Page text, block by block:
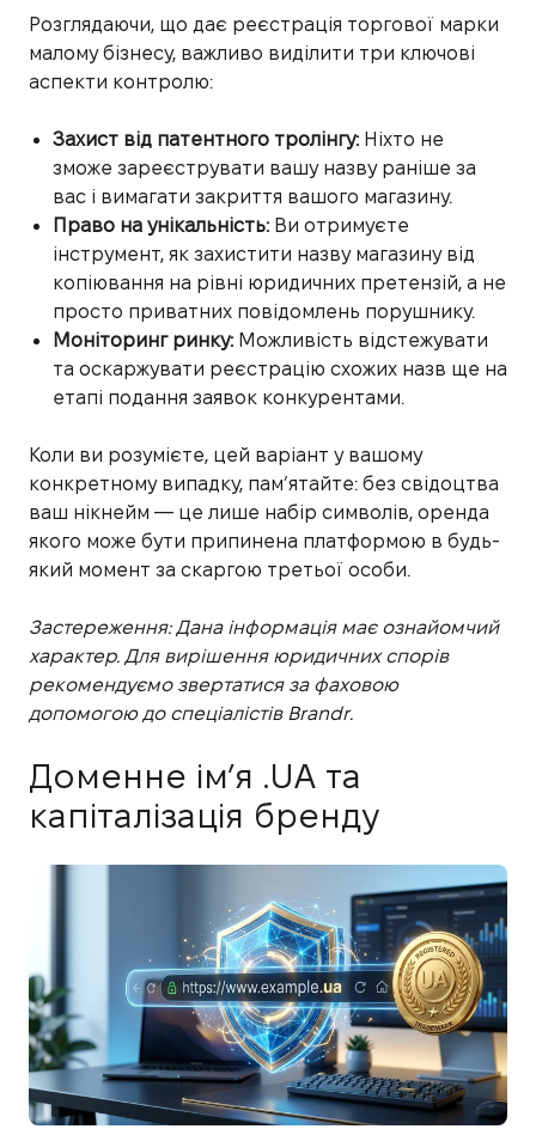
Розглядаючи, що дає реєстрація торгової марки
малому бізнесу, важливо виділити три ключові
аспекти контролю:
Захист від патентного тролінгу:Ніхто не
зможе зареєструвати вашу назву раніше за
вас і вимагати закриття вашого магазину.
Право на унікальність:Ви отримуєте
інструмент, як захистити назву магазину від
копіювання на рівні юридичних претензій, а не
просто приватних повідомлень порушнику.
Моніторинг ринку:Можливість відстежувати
та оскаржувати реєстрацію схожих назв ще на
етапі подання заявок конкурентами.
Коли ви розумієте, цей варіант у вашому
конкретному випадку, пам’ятайте: без свідоцтва
ваш нікнейм — це лише набір символів, оренда
якого може бути припинена платформою в будь-
який момент за скаргою третьої особи.
Застереження: Дана інформація має ознайомчий
характер. Для вирішення юридичних спорів
рекомендуємо звертатися за фаховою
допомогою до спеціалістів Brandr.
Доменне ім’я .UA та
капіталізація бренду